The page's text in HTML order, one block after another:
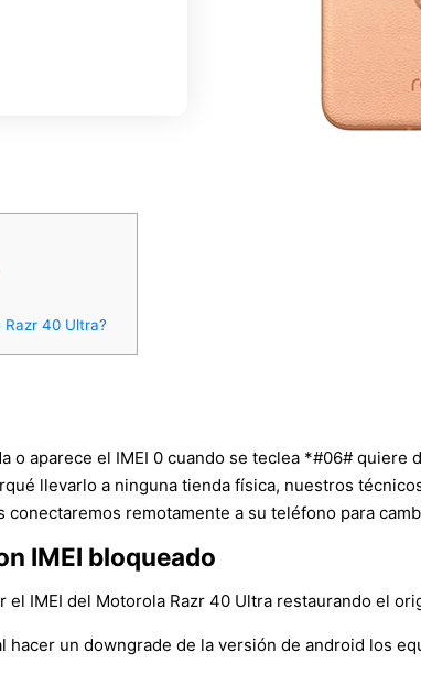
40 Ultra?
o aparece el IMEI 0 cuando se teclea *#06#
llevarlo a ninguna tienda física, nuestros
remotamente a su teléfono para
IMEI bloqueado
IMEI del Motorola Razr 40 Ultra restaurando el
hacer un downgrade de la versión de android los